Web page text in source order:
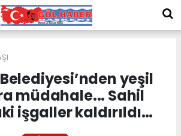
yeşil
müdahale... Sahil
işgaller kaldırıldı…